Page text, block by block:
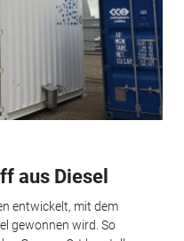
aus Diesel
entwickelt, mit dem
gewonnen wird. So